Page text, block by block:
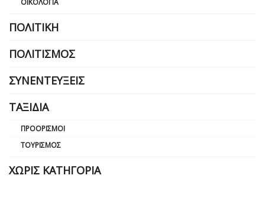
ΟΙΚΟΛΟΓΊΑ
ΠΟΛΙΤΙΚΉ
ΠΟΛΙΤΙΣΜΌΣ
ΣΥΝΕΝΤΕΎΞΕΙΣ
ΤΑΞΊΔΙΑ
ΠΡΟΟΡΙΣΜΟΊ
ΤΟΥΡΙΣΜΌΣ
ΧΩΡΊΣ ΚΑΤΗΓΟΡΊΑ